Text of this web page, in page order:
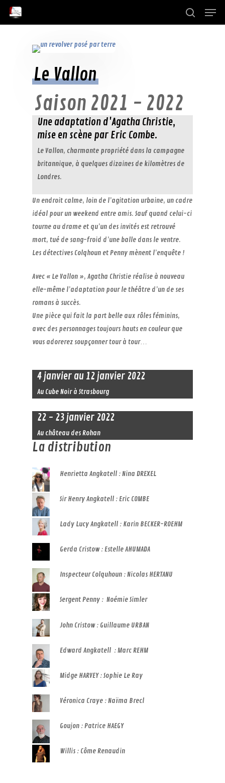
Skip
Menu
Le Vallon
Saison 2021 - 2022
Une adaptation d'Agatha Christie,
mise en scène par Eric Combe.
Le Vallon, charmante propriété dans la campagne
britannique, à quelques dizaines de kilomètres de
Londres.
Un endroit calme, loin de l’agitation urbaine, un cadre
idéal pour un weekend entre amis. Sauf quand celui-ci
tourne au drame et qu’un des invités est retrouvé
mort, tué de sang-froid d’une balle dans le ventre.
Les détectives Colqhoun et Penny mènent l’enquête !
Avec « Le Vallon », Agatha Christie réalise à nouveau
elle-même l’adaptation pour le théâtre d’un de ses
romans à succès.
Une pièce qui fait la part belle aux rôles féminins,
avec des personnages toujours hauts en couleur que
vous adorerez soupçonner tour à tour…
4 janvier au 12 janvier 2022
Au Cube Noir à Strasbourg
22 - 23 janvier 2022
Au château des Rohan
La distribution
Henrietta Angkatell : Nina DREXEL
Sir Henry Angkatell : Eric COMBE
Lady Lucy Angkatell : Karin BECKER-ROEHM
Gerda Cristow : Estelle AHUMADA
Inspecteur Colquhoun : Nicolas HERTANU
Sergent Penny : Noémie Simler
John Cristow : Guillaume URBAN
Edward Angkatell : Marc REHM
Midge HARVEY : Sophie Le Ray
Véronica Craye : Naïma Brecl
Goujon : Patrice HAEGY
Willis : Côme Renaudin